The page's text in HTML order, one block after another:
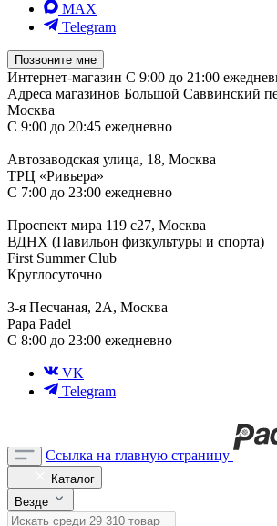
MAX
Telegram
Позвоните мне
Интернет-магазин С 9:00 до 21:00
Адреса магазинов Большой Саввинский
Москва
С 9:00 до 20:45 ежедневно
Автозаводская улица, 18, Москва
ТРЦ «Ривьера»
С 7:00 до 23:00 ежедневно
Проспект мира 119 с27, Москва
ВДНХ (Павильон физкультуры и спорта)
First Summer Club
Круглосуточно
3-я Песчаная, 2А, Москва
Papa Padel
С 8:00 до 23:00 ежедневно
VK
Telegram
Ссылка на главную страницу
Каталог
Везде